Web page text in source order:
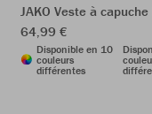
JAKO Veste à
64,99 €
Disponible en 10
couleurs
différentes